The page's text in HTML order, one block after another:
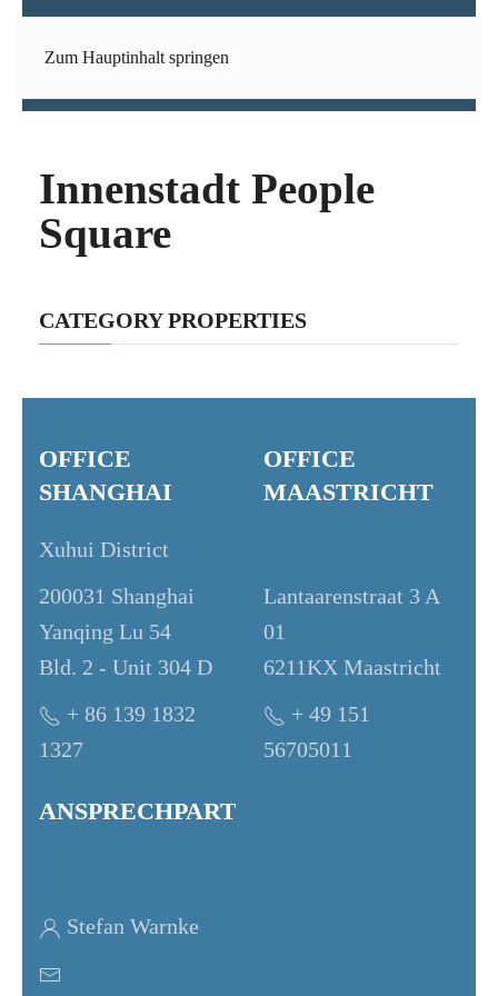
Zum Hauptinhalt springen
Innenstadt People
Square
CATEGORY PROPERTIES
OFFICE
SHANGHAI
Xuhui District
200031 Shanghai
Yanqing Lu 54
Bld. 2 - Unit 304 D
+ 86 139 1832
1327
OFFICE
MAASTRICHT
Lantaarenstraat 3 A
01
6211KX Maastricht
+ 49 151
56705011
ANSPRECHPARTNER
Stefan Warnke